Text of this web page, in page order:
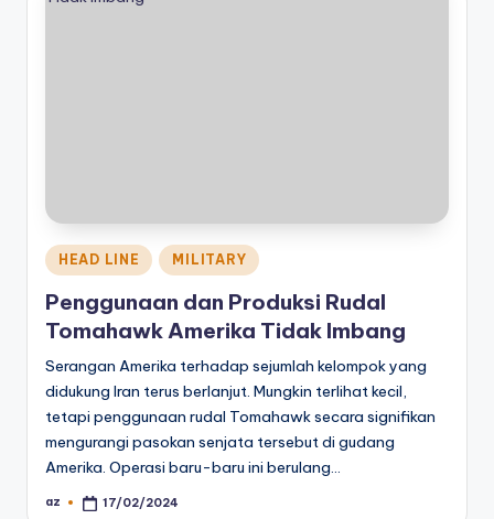
Posted
in
HEAD LINE MILITARY
Penggunaan dan Produksi Rudal
Tomahawk Amerika Tidak Imbang
Serangan Amerika terhadap sejumlah kelompok yang
didukung Iran terus berlanjut. Mungkin terlihat kecil,
tetapi penggunaan rudal Tomahawk secara signifikan
mengurangi pasokan senjata tersebut di gudang
Amerika. Operasi baru-baru ini berulang…
Posted
az 17/02/2024